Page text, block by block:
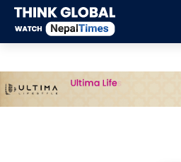
Skip
content